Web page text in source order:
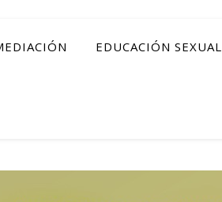
EDUCACIÓN SEXUAL